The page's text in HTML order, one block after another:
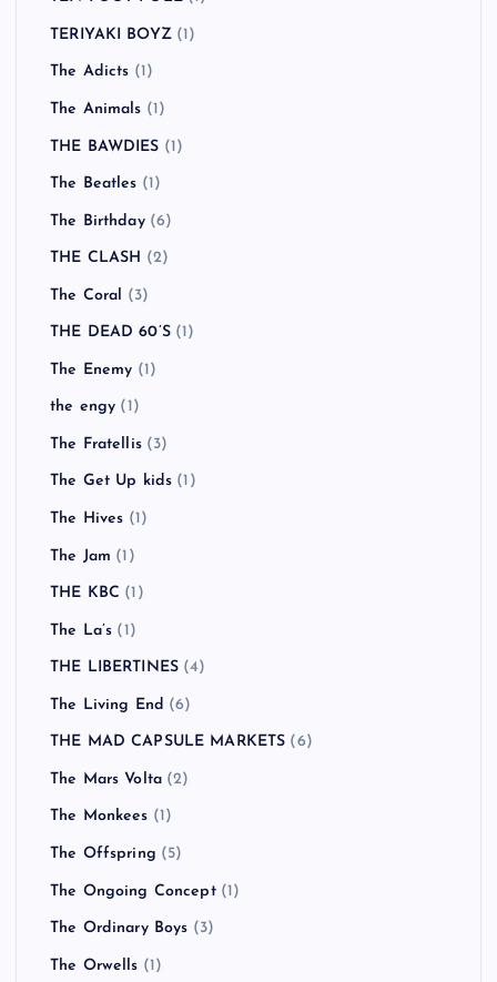
TERIYAKI BOYZ(1)
The Adicts (1)
The Animals (1)
THE BAWDIES (1)
The Beatles (1)
The Birthday(6)
THE CLASH (2)
The Coral (3)
THE DEAD 60’S(1)
The Enemy (1)
the engy (1)
The Fratellis(3)
The Get Up kids (1)
The Hives (1)
The Jam (1)
THE KBC (1)
The La’s (1)
THE LIBERTINES (4)
The Living End (6)
THE MAD CAPSULE MARKETS (6)
The Mars Volta (2)
The Monkees (1)
The Offspring (5)
The Ongoing Concept(1)
The Ordinary Boys (3)
The Orwells (1)